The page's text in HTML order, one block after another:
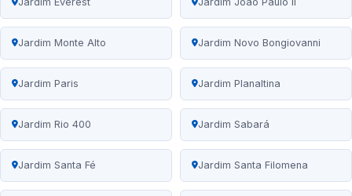
Jardim Monte Alto Jardim Novo Bongiovanni
Jardim Paris Jardim Planaltina
Jardim Rio 400 Jardim Sabará
Jardim Santa Fé Jardim Santa Filomena